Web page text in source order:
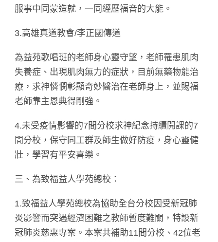
服事中同蒙造就，一同經歷福音的大能。
3.高雄真道教會/李正國傳道
為益苑歌唱班的老師身心靈守望，老師罹患肌肉
失養症、出現肌肉無力的症狀，目前無藥物能治
療，求神憐憫彰顯奇妙醫治在老師身上，並賜福
老師靠主恩典得剛強。
4.未受疫情影響的7間分校求神紀念持續開課的7
間分校，保守同工群及師生做好防疫，身心靈健
壯，學習有平安喜樂。
三、為致福益人學苑總校：
1.致福益人學苑總校為協助全台分校因受新冠肺
炎影響而突遇經濟困難之教師暫度難關，特設新
冠肺炎慈惠專案。本案共補助11間分校、42位老